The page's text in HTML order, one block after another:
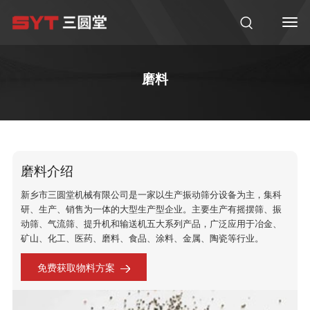
磨料
磨料介绍
新乡市三圆堂机械有限公司是一家以生产振动筛分设备为主，集科
研、生产、销售为一体的大型生产型企业。主要生产有摇摆筛、振
动筛、气流筛、提升机和输送机五大系列产品，广泛应用于冶金、
矿山、化工、医药、磨料、食品、涂料、金属、陶瓷等行业。
免费获取物料方案